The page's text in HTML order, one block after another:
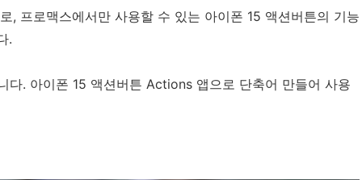
, 프로맥스에서만 사용할 수 있는 아이폰 15 액션버튼의 기능
.
다. 아이폰 15 액션버튼 Actions 앱으로 단축어 만들어 사용